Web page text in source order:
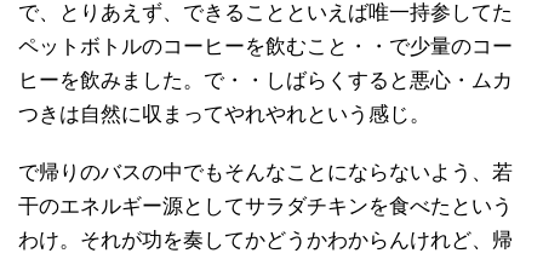
で、とりあえず、できることといえば唯一持参してた
ペットボトルのコーヒーを飲むこと・・で少量のコー
ヒーを飲みました。で・・しばらくすると悪心・ムカ
つきは自然に収まってやれやれという感じ。
で帰りのバスの中でもそんなことにならないよう、若
干のエネルギー源としてサラダチキンを食べたという
わけ。それが功を奏してかどうかわからんけれど、帰